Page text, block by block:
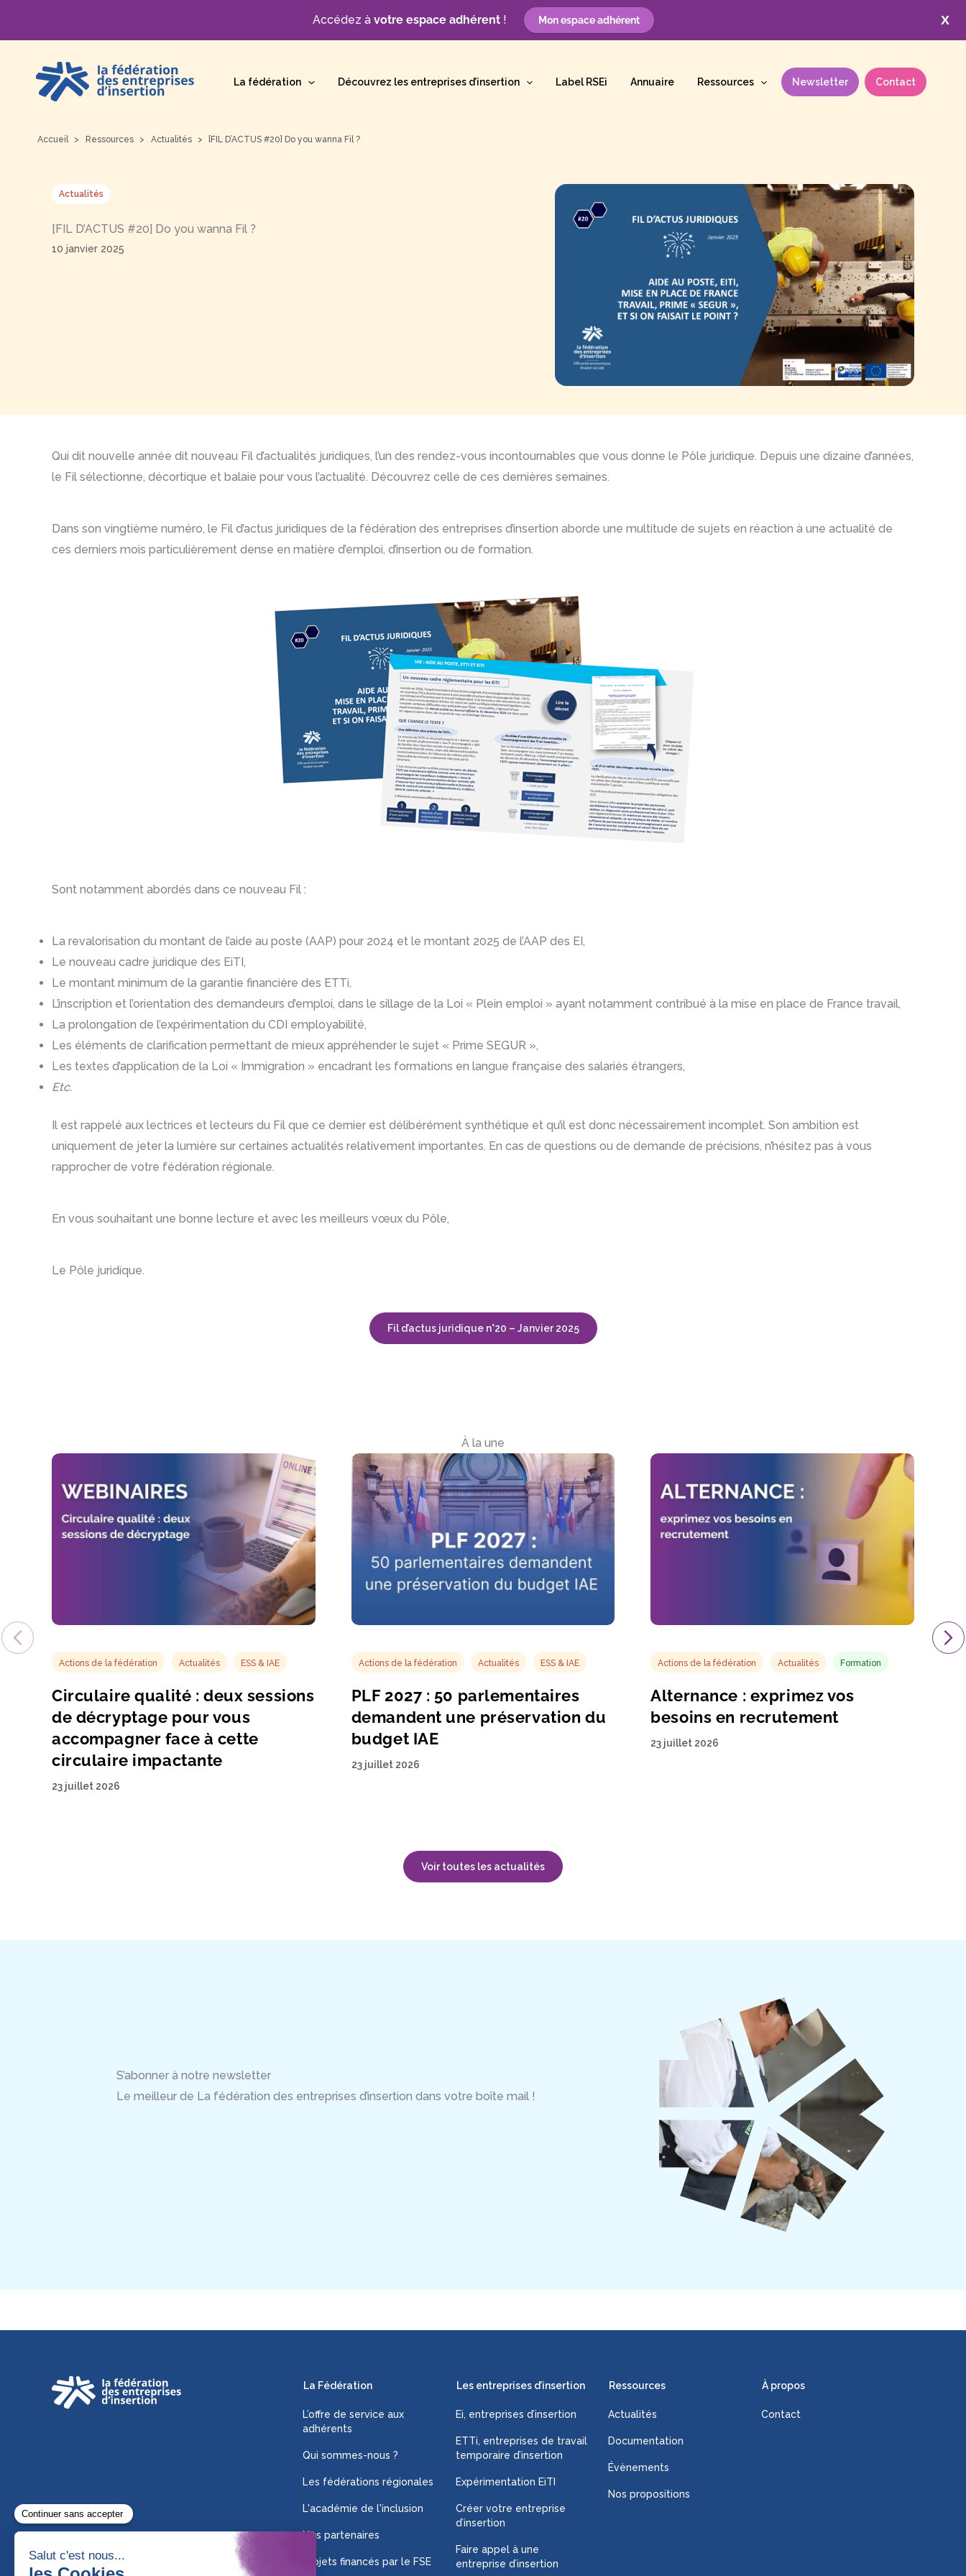
X
Accédez à votre espace adhérent! Mon espace adhérent
contenu
La fédération Découvrez les entreprises d’insertion Label RSEi Annuaire Ressources Newsletter Contact
Accueil Ressources Actualités [FIL D’ACTUS #20] Do you wanna Fil ?
Actualités
[FIL D’ACTUS #20] Do you wanna Fil ?
10 janvier 2025
Qui dit nouvelle année dit nouveau Fil d’actualités juridiques, l’un des rendez-vous incontournables que vous donne le Pôle juridique. Depuis une dizaine d’années,
le Fil sélectionne, décortique et balaie pour vous l’actualité. Découvrez celle de ces dernières semaines.
Dans son vingtième numéro, le Fil d’actus juridiques de la fédération des entreprises d’insertion aborde une multitude de sujets en réaction à une actualité de
ces derniers mois particulièrement dense en matière d’emploi, d’insertion ou de formation.
Sont notamment abordés dans ce nouveau Fil :
La revalorisation du montant de l’aide au poste (AAP) pour 2024 et le montant 2025 de l’AAP des EI,
Le nouveau cadre juridique des EiTI,
Le montant minimum de la garantie financière des ETTi,
L’inscription et l’orientation des demandeurs d’emploi, dans le sillage de la Loi « Plein emploi » ayant notamment contribué à la mise en place de France travail,
La prolongation de l’expérimentation du CDI employabilité,
Les éléments de clarification permettant de mieux appréhender le sujet « Prime SEGUR »,
Les textes d’application de la Loi « Immigration » encadrant les formations en langue française des salariés étrangers,
Etc.
Il est rappelé aux lectrices et lecteurs du Fil que ce dernier est délibérément synthétique et qu’il est donc nécessairement incomplet. Son ambition est
uniquement de jeter la lumière sur certaines actualités relativement importantes. En cas de questions ou de demande de précisions, n’hésitez pas à vous
rapprocher de votre fédération régionale.
En vous souhaitant une bonne lecture et avec les meilleurs vœux du Pôle,
Le Pôle juridique.
Fil d’actus juridique n°20 – Janvier 2025
À la une
Actions de la fédération Actualités ESS & IAE
Circulaire qualité : deux sessions
de décryptage pour vous
accompagner face à cette
circulaire impactante
23 juillet 2026
Actions de la fédération Actualités ESS & IAE
PLF 2027 : 50 parlementaires
demandent une préservation du
budget IAE
23 juillet 2026
Actions de la fédération Actualités Formation
Alternance : exprimez vos
besoins en recrutement
23 juillet 2026
Voir toutes les actualités
S’abonner à notre newsletter
Le meilleur de La fédération des entreprises d’insertion dans votre boîte mail !
La Fédération
L’offre de service aux
adhérents
Qui sommes-nous ?
Les fédérations régionales
L'académie de l'inclusion
Nos partenaires
Projets financés par le FSE
Les entreprises d’insertion
Ei, entreprises d’insertion
ETTi, entreprises de travail
temporaire d’insertion
Expérimentation EiTI
Créer votre entreprise
d’insertion
Faire appel à une
entreprise d’insertion
Ressources
Actualités
Documentation
Évènements
Nos propositions
À propos
Contact